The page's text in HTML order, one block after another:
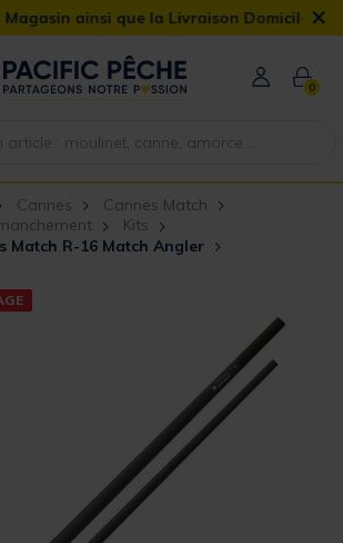
la Livraison Domicile offerte dès 90€ ×
0
Cannes
Cannes Match
Kits
Match R-16 Match Angler